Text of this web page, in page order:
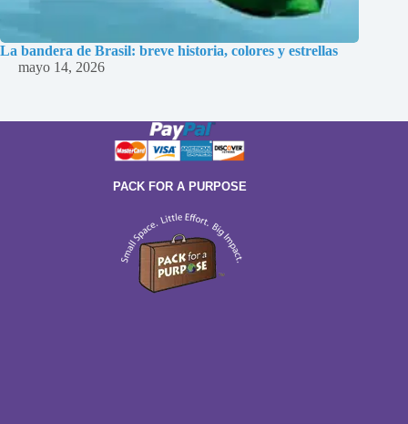
La bandera de Brasil: breve historia, colores y estrellas
mayo 14, 2026
PACK FOR A PURPOSE